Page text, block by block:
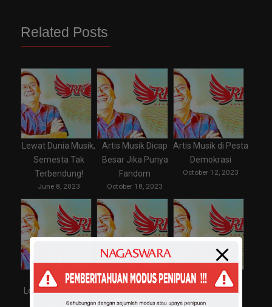
Related Posts
Lewat Dunia Musik,
Semesta Tak
Terbendung!
June 8, 2023
Artis Musik Dicap
Besar Jika Punya
Fandom
October 18, 2023
Artis Musik di Pesta
Demokrasi
October 12, 2023
Perang Padam
Lewat Full Volume
Musik
Peringati HUT TNI
dan Musik
October 5, 2023
Artis Musik
Indonesia Jadi
Incaran di Luar